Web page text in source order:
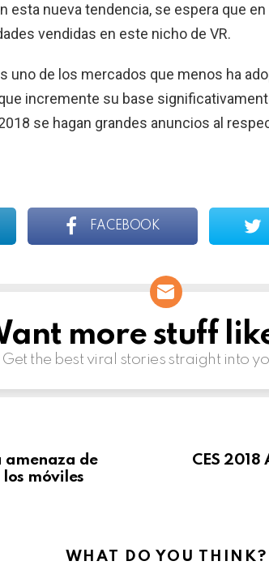
esta nueva tendencia, se espera que
vendidas en este nicho de VR.
uno de los mercados que menos ha
incremente su base
se hagan grandes anuncios al
FACEBOOK
more stuff
Get the best viral stories straight into
amenaza de
móviles
CES 2018
WHAT DO YOU THINK?